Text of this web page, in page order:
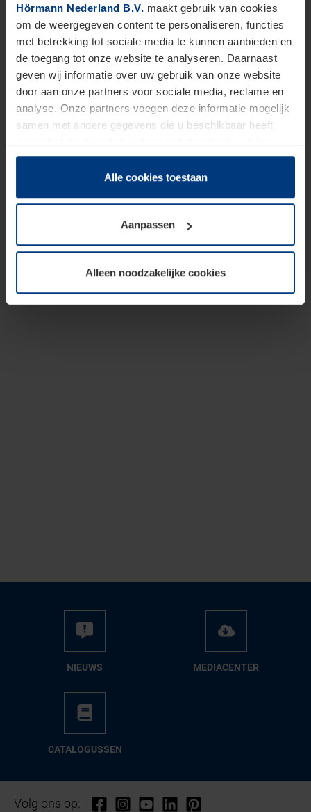
Hörmann Nederland B.V. maakt gebruik van cookies
om de weergegeven content te personaliseren, functies
met betrekking tot sociale media te kunnen aanbieden en
de toegang tot onze website te analyseren. Daarnaast
geven wij informatie over uw gebruik van onze website
door aan onze partners voor sociale media, reclame en
analyse. Onze partners voegen deze informatie mogelijk
samen met andere gegevens die u beschikbaar heeft
dienstverlening hebben verzameld.
Juridisch zijn wij gerechtigd om cookies op uw computer
onze pagina's absoluut noodzakelijk is. Voor alle andere
soorten cookies is uw toestemming vereist. Uw
toestemming kunt u op elk moment bij de uitleg van de
wijzigen of herroepen.
Alle cookies toestaan
Aanpassen
Alleen noodzakelijke cookies
NIEUWS ME­DIA­CEN­TER
CA­TA­LO­GUS­SEN
Volg ons op: